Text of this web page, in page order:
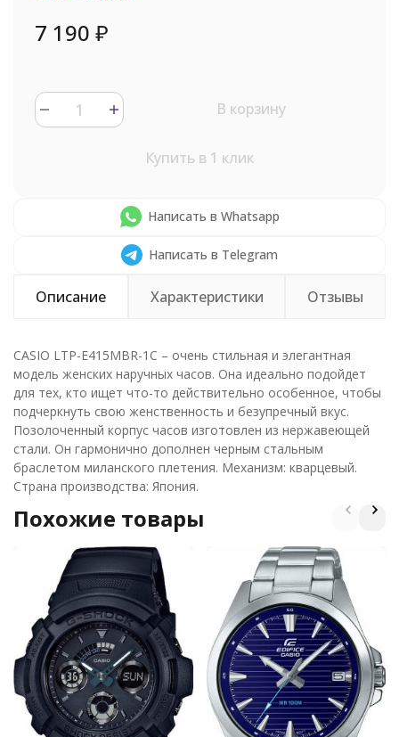
7 190 ₽
В корзину
Купить в 1 клик
Написать в Whatsapp
Написать в Telegram
Описание Характеристики Отзывы
CASIO LTP-E415MBR-1C – очень стильная и элегантная
модель женских наручных часов. Она идеально подойдет
для тех, кто ищет что-то действительно особенное, чтобы
подчеркнуть свою женственность и безупречный вкус.
Позолоченный корпус часов изготовлен из нержавеющей
стали. Он гармонично дополнен черным стальным
браслетом миланского плетения. Механизм: кварцевый.
Страна производства: Япония.
Похожие товары